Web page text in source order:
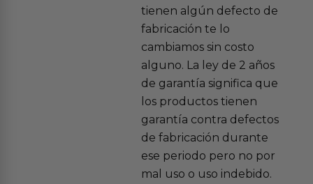
tienen algún defecto de
fabricación te lo
cambiamos sin costo
alguno. La ley de 2 años
de garantía significa que
los productos tienen
garantía contra defectos
de fabricación durante
ese periodo pero no por
mal uso o uso indebido.